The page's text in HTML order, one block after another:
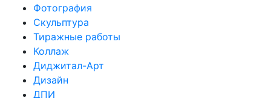
Фотография
Скульптура
Тиражные работы
Коллаж
Диджитал-Арт
Дизайн
ДПИ